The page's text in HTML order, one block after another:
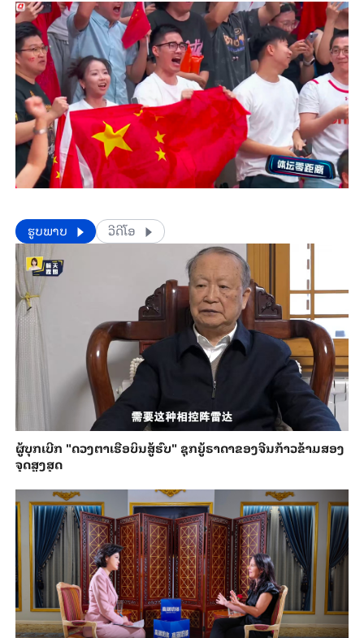
​​ຮູບພາບ ວີດີໂອ
ຜູ້ບຸກເບີກ "ດວງຕາເຮືອບິນສູ້ຮົບ" ຊຸກຍູ້ຣາດາຂອງຈີນກ້າວຂ້າມສອງ
ຈຸດສູງສຸດ